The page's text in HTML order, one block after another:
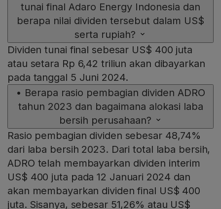
tunai final Adaro Energy Indonesia dan
berapa nilai dividen tersebut dalam US$
serta rupiah?
Dividen tunai final sebesar US$ 400 juta
atau setara Rp 6,42 triliun akan dibayarkan
pada tanggal 5 Juni 2024.
• Berapa rasio pembagian dividen ADRO
tahun 2023 dan bagaimana alokasi laba
bersih perusahaan?
Rasio pembagian dividen sebesar 48,74%
dari laba bersih 2023. Dari total laba bersih,
ADRO telah membayarkan dividen interim
US$ 400 juta pada 12 Januari 2024 dan
akan membayarkan dividen final US$ 400
juta. Sisanya, sebesar 51,26% atau US$